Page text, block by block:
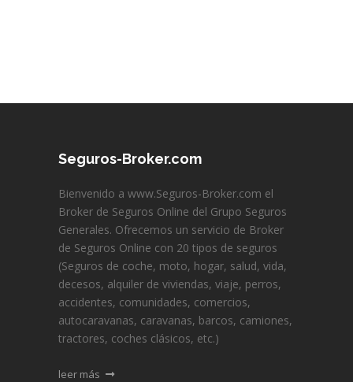
Seguros-Broker.com
Bienvenido a www.Seguros-Broker.com el
Broker de Seguros Online del Grupo Seguros
Generales. Ofrecemos un servicio de Broker
de Seguros Online con 20 tipos de seguros
(Seguros de coche, moto, hogar, salud, vida,
decesos, alquiler de viviendas, viaje, perros,
accidentes, comunidades, comercios,
autocaravanas, caravanas, barcos, camiones,
tractores, coches clásicos, etc.)
leer más